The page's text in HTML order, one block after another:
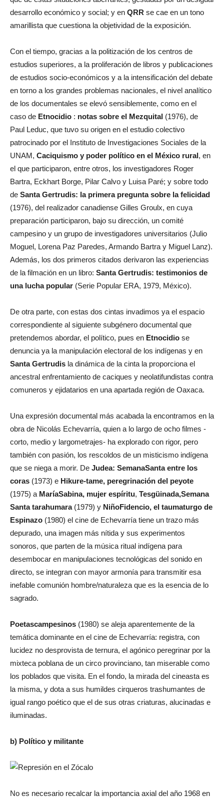
desarrollo económico y social; y en QRR se cae en un tono
amarillista que cuestiona la objetividad de la exposición.
Con el tiempo, gracias a la politización de los centros de
estudios superiores, a la proliferación de libros y publicaciones
de estudios socio-económicos y a la intensificación del debate
en torno a los grandes problemas nacionales, el nivel analítico
de los documentales se elevó sensiblemente, como en el
caso de Etnocidio : notas sobre el Mezquital (1976), de
Paul Leduc, que tuvo su origen en el estudio colectivo
patrocinado por el Instituto de Investigaciones Sociales de la
UNAM, Caciquismo y poder político en el México rural, en
el que participaron, entre otros, los investigadores Roger
Bartra, Eckhart Borge, Pilar Calvo y Luisa Paré; y sobre todo
de Santa Gertrudis: la primera pregunta sobre la felicidad
(1976), del realizador canadiense Gilles Groulx, en cuya
preparación participaron, bajo su dirección, un comité
campesino y un grupo de investigadores universitarios (Julio
Moguel, Lorena Paz Paredes, Armando Bartra y Miguel Lanz).
Además, los dos primeros citados derivaron las experiencias
de la filmación en un libro: Santa Gertrudis: testimonios de
una lucha popular (Serie Popular ERA, 1979, México).
De otra parte, con estas dos cintas invadimos ya el espacio
correspondiente al siguiente subgénero documental que
pretendemos abordar, el político, pues en Etnocidio se
denuncia ya la manipulación electoral de los indígenas y en
Santa Gertrudis la dinámica de la cinta la proporciona el
ancestral enfrentamiento de caciques y neolatifundistas contra
comuneros y ejidatarios en una apartada región de Oaxaca.
Una expresión documental más acabada la encontramos en la
obra de Nicolás Echevarría, quien a lo largo de ocho filmes -
corto, medio y largometrajes- ha explorado con rigor, pero
también con pasión, los rescoldos de un misticismo indígena
que se niega a morir. De Judea: SemanaSanta entre los
coras (1973) e Hikure-tame, peregrinación del peyote
(1975) a MaríaSabina, mujer espíritu, Tesgüinada,Semana
Santa tarahumara(1979) y NiñoFidencio, el taumaturgo de
Espinazo (1980) el cine de Echevarría tiene un trazo más
depurado, una imagen más nítida y sus experimentos
sonoros, que parten de la música ritual indígena para
desembocar en manipulaciones tecnológicas del sonido en
directo, se integran con mayor armonía para transmitir esa
inefable comunión hombre/naturaleza que es la esencia de lo
sagrado.
Poetascampesinos (1980) se aleja aparentemente de la
temática dominante en el cine de Echevarría: registra, con
lucidez no desprovista de ternura, el agónico peregrinar por la
mixteca poblana de un circo provinciano, tan miserable como
los poblados que visita. En el fondo, la mirada del cineasta es
la misma, y dota a sus humildes cirqueros trashumantes de
igual rango poético que el de sus otras criaturas, alucinadas e
iluminadas.
b) Político y militante
No es necesario recalcar la importancia axial del año 1968 en